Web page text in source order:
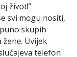
život!”
svi mogu nositi,
skupih
Uvijek
telefon